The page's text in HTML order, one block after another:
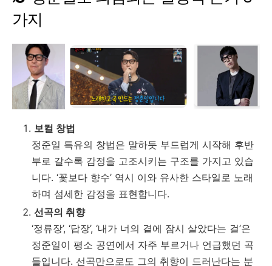
가지
보컬 창법
정준일 특유의 창법은 말하듯 부드럽게 시작해 후반
부로 갈수록 감정을 고조시키는 구조를 가지고 있습
니다. ‘꽃보다 향수’ 역시 이와 유사한 스타일로 노래
하며 섬세한 감정을 표현합니다.
선곡의 취향
‘정류장’, ‘답장’, ‘내가 너의 곁에 잠시 살았다는 걸’은
정준일이 평소 공연에서 자주 부르거나 언급했던 곡
들입니다. 선곡만으로도 그의 취향이 드러난다는 분